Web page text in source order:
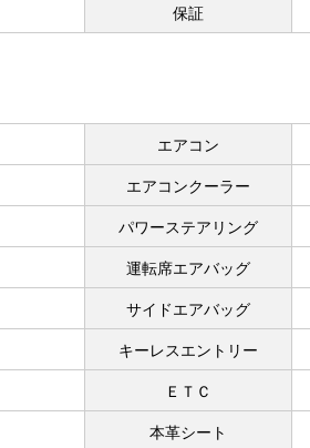
保証
エアコン
エアコンクーラー
パワーステアリング
運転席エアバッグ
サイドエアバッグ
キーレスエントリー
ＥＴＣ
本革シート